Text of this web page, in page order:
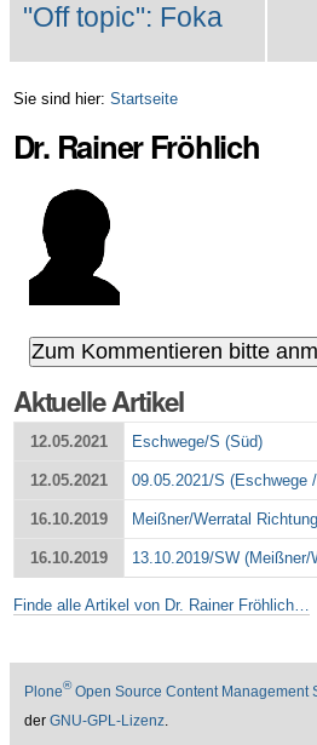
"Off topic": Foka
Sie sind hier: Startseite
Dr. Rainer Fröhlich
Aktuelle Artikel
12.05.2021 Eschwege/S (Süd)
12.05.2021 09.05.2021/S (Eschwege
16.10.2019 Meißner/Werratal
16.10.2019 13.10.2019/SW (Meißner/
Finde alle Artikel von Dr. Rainer Fröhlich…
Plone®Open Source Content Management
der GNU-GPL-Lizenz.